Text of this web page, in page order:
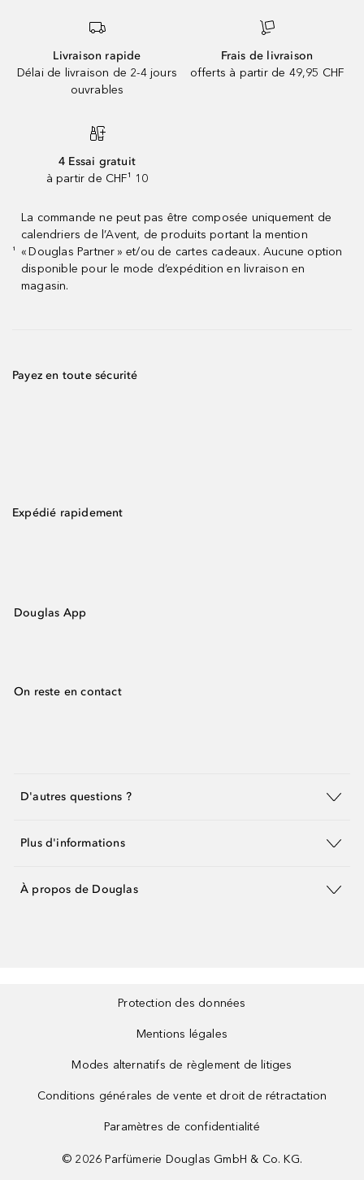
Livraison rapide
Délai de livraison de 2-4 jours
ouvrables
Frais de livraison
offerts à partir de 49,95 CHF
4 Essai gratuit
à partir de CHF¹ 10
¹
La commande ne peut pas être composée uniquement de
calendriers de l’Avent, de produits portant la mention
« Douglas Partner » et/ou de cartes cadeaux. Aucune option
disponible pour le mode d’expédition en livraison en
magasin.
Payez en toute sécurité
Expédié rapidement
Douglas App
On reste en contact
D'autres questions ?
Plus d'informations
À propos de Douglas
Protection des données
Mentions légales
Modes alternatifs de règlement de litiges
Conditions générales de vente et droit de rétractation
Paramètres de confidentialité
© 2026 Parfümerie Douglas GmbH & Co. KG.